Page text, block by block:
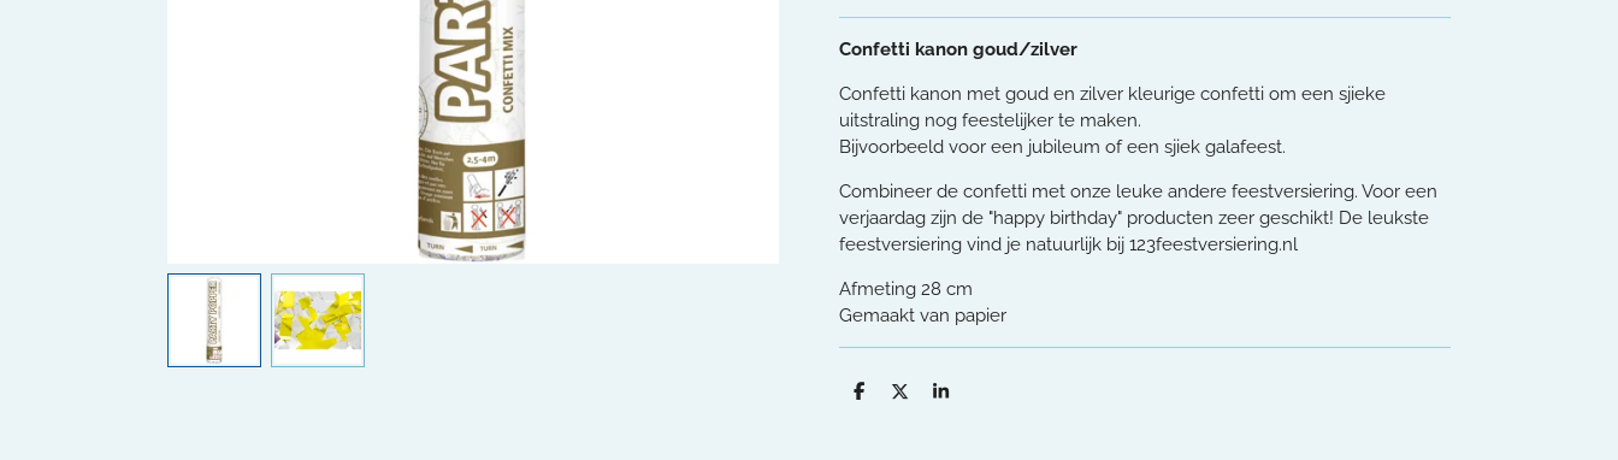
Confetti kanon goud/zilver
Confetti kanon met goud en zilver kleurige confetti om een sjieke
uitstraling nog feestelijker te maken.
Bijvoorbeeld voor een jubileum of een sjiek galafeest.
Combineer de confetti met onze leuke andere feestversiering. Voor een
verjaardag zijn de "happy birthday" producten zeer geschikt! De leukste
feestversiering vind je natuurlijk bij 123feestversiering.nl
Afmeting 28 cm
Gemaakt van papier
D
D
S